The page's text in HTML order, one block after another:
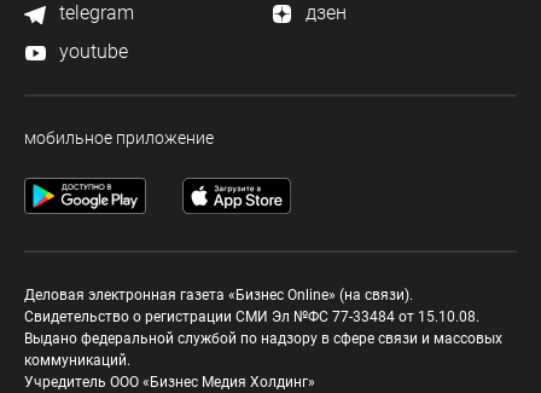
telegram
дзен
youtube
мобильное приложение
Деловая электронная газета «Бизнес Online» (на связи).
Свидетельство о регистрации СМИ Эл №ФС 77-33484 от 15.10.08.
Выдано федеральной службой по надзору в сфере связи и массовых
коммуникаций.
Учредитель ООО «Бизнес Медия Холдинг»